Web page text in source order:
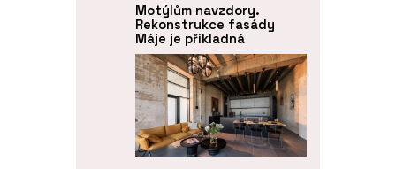
Motýlům navzdory.
Rekonstrukce fasády
Máje je příkladná